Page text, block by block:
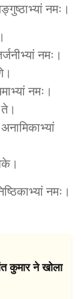
नमः।
नमः।
नमः।
नमः।
कुमार ने खोला